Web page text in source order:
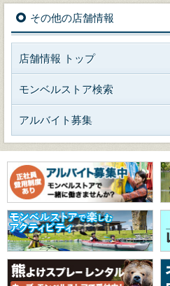
その他の店舗情報
店舗情報 トップ
モンベルストア検索
アルバイト募集